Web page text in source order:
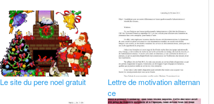
Le site du pere noel gratuit
Lettre de motivation alternan
ce